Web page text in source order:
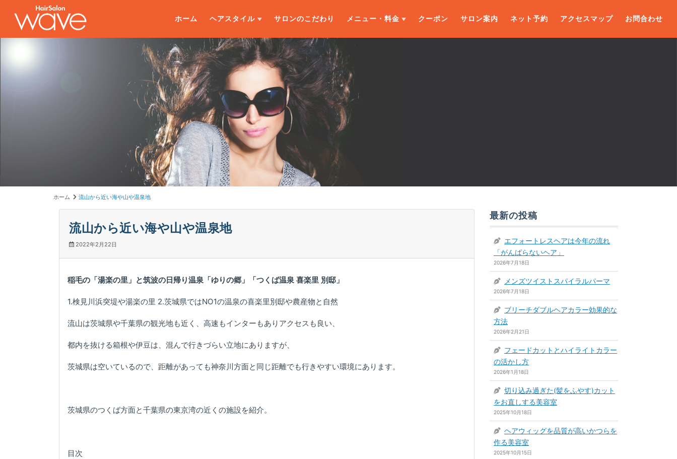
ホーム ヘアスタイル サロンのこだわり メニュー・料金 クーポン サロン案内 ネット予約 アクセスマップ お問合わせ
ホーム 流山から近い海や山や温泉地
流山から近い海や山や温泉地
2022年2月22日
稲毛の「湯楽の里」と筑波の日帰り温泉「ゆりの郷」 「つくば温泉 喜楽里 別邸」
1.検見川浜突堤や湯楽の里 2.茨城県ではNO1の温泉の喜楽里別邸や農産物と自然
流山は茨城県や千葉県の観光地も近く、高速もインターもありアクセスも良い、
都内を抜ける箱根や伊豆は、混んで行きづらい立地にありますが、
茨城県は空いているので、距離があっても神奈川方面と同じ距離でも行きやすい環境にあります。
茨城県のつくば方面と千葉県の東京湾の近くの施設を紹介。
目次
最新の投稿
エフォートレスヘアは今年の流れ
「がんばらないヘア」
2026年7月18日
メンズツイストスパイラルパーマ
2026年7月18日
ブリーチダブルヘアカラー効果的な
方法
2026年2月21日
フェードカットとハイライトカラー
の活かし方
2026年1月18日
切り込み過ぎた(髪をふやす)カット
をお直しする美容室
2025年10月18日
ヘアウィッグを品質が高いかつらを
作る美容室
2025年10月15日